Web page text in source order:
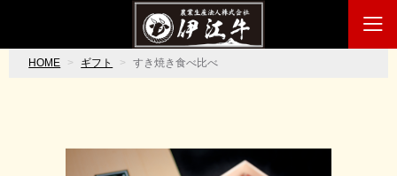
HOME ギフト すき焼き食べ比べ